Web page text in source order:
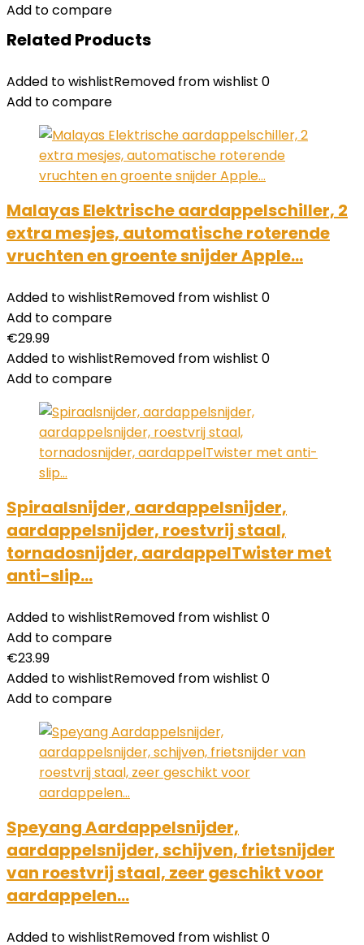
Add to compare
Related Products
Added to wishlistRemoved from wishlist 0
Add to compare
Malayas Elektrische aardappelschiller, 2
extra mesjes, automatische roterende
vruchten en groente snijder Apple…
Added to wishlistRemoved from wishlist 0
Add to compare
€29.99
Added to wishlistRemoved from wishlist 0
Add to compare
Spiraalsnijder, aardappelsnijder,
aardappelsnijder, roestvrij staal,
tornadosnijder, aardappelTwister met
anti-slip…
Added to wishlistRemoved from wishlist 0
Add to compare
€23.99
Added to wishlistRemoved from wishlist 0
Add to compare
Speyang Aardappelsnijder,
aardappelsnijder, schijven, frietsnijder
van roestvrij staal, zeer geschikt voor
aardappelen…
Added to wishlistRemoved from wishlist 0